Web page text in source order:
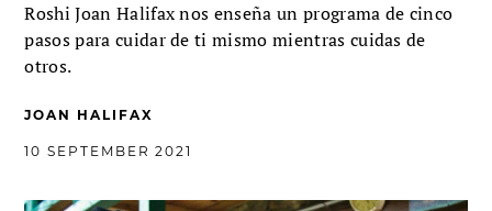
Roshi Joan Halifax nos enseña un programa de cinco
pasos para cuidar de ti mismo mientras cuidas de
otros.
JOAN HALIFAX
10 SEPTEMBER 2021